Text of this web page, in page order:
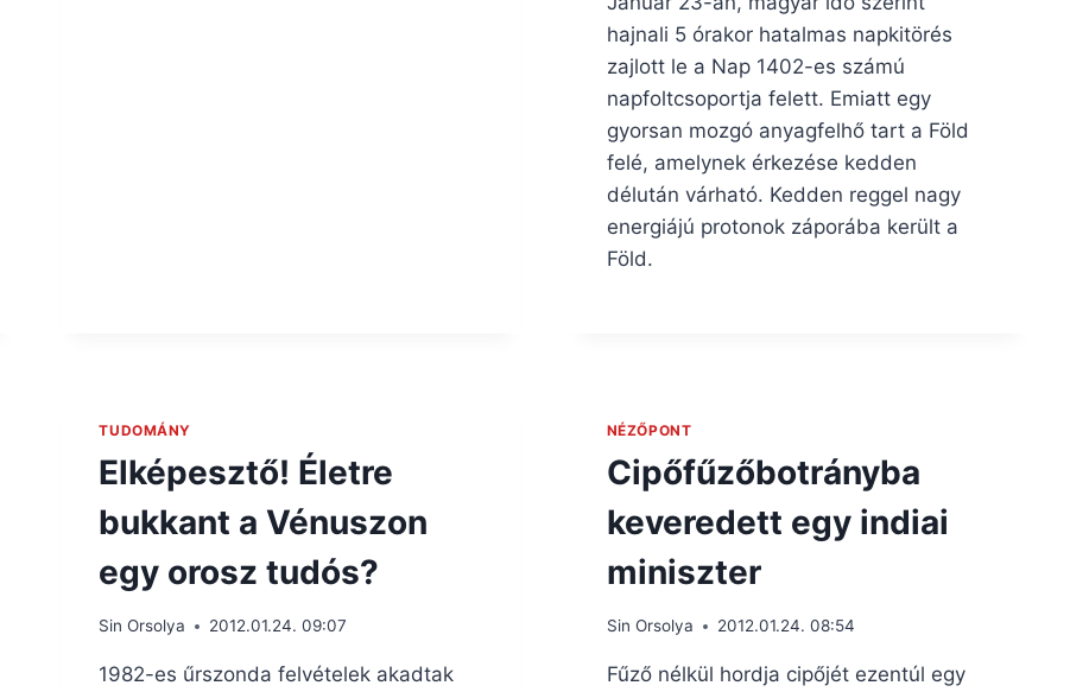
hajnali 5 órakor hatalmas napkitörés
zajlott le a Nap 1402-es számú
napfoltcsoportja felett. Emiatt egy
gyorsan mozgó anyagfelhő tart a Föld
felé, amelynek érkezése kedden
délután várható. Kedden reggel nagy
energiájú protonok záporába került a
Föld.
TUDOMÁNY
Elképesztő! Életre
bukkant a Vénuszon
egy orosz tudós?
Sin Orsolya 2012.01.24. 09:07
1982-es űrszonda felvételek akadtak
NÉZŐPONT
Cipőfűzőbotrányba
keveredett egy indiai
miniszter
Sin Orsolya 2012.01.24. 08:54
Fűző nélkül hordja cipőjét ezentúl egy